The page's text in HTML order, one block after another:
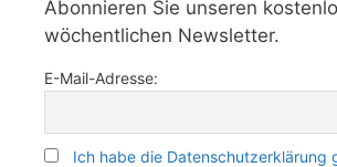
Abonnieren Sie unseren
wöchentlichen Newsletter.
E-Mail-Adresse:
Ich habe die Datenschutzerklärung